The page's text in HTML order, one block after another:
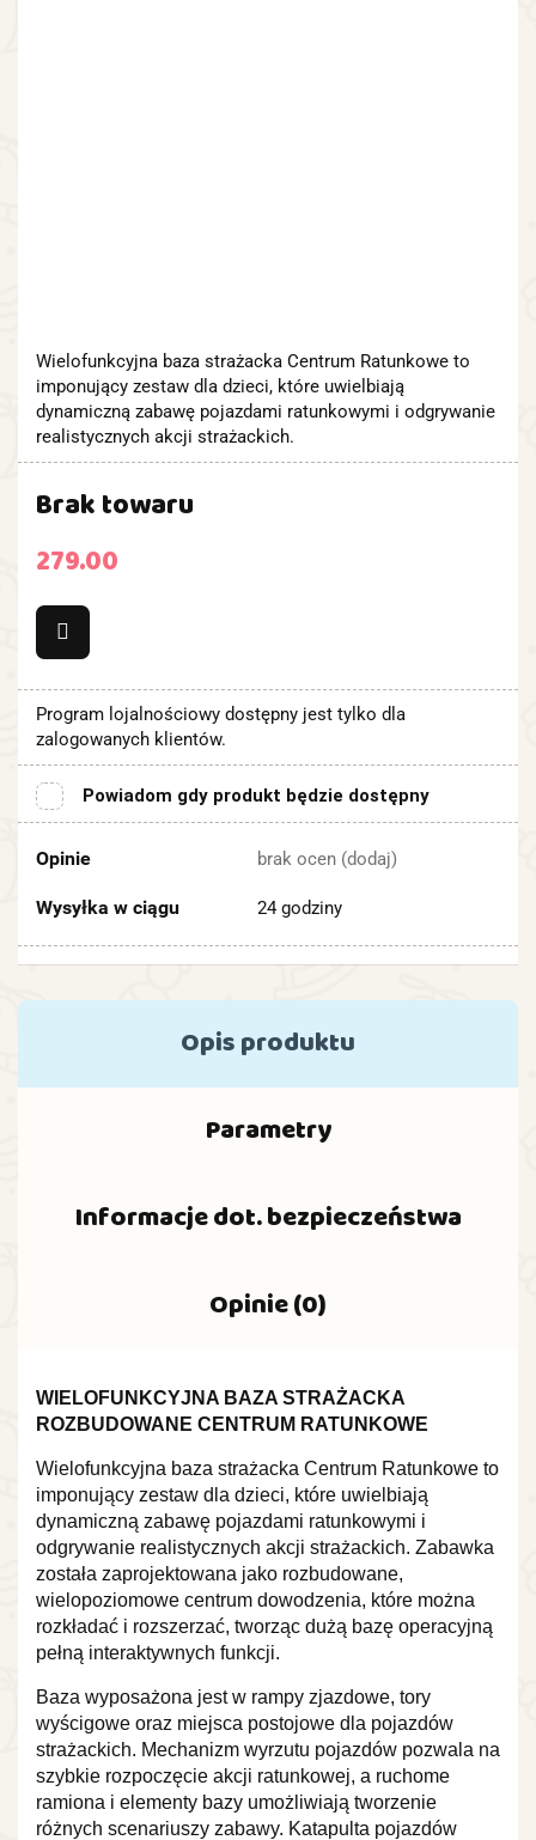
Wielofunkcyjna baza strażacka Centrum Ratunkowe to
imponujący zestaw dla dzieci, które uwielbiają
dynamiczną zabawę pojazdami ratunkowymi i odgrywanie
realistycznych akcji strażackich.
Brak towaru
279.00
Program lojalnościowy dostępny jest tylko dla
zalogowanych klientów.
Powiadom gdy produkt będzie dostępny
Opinie brak ocen (dodaj)
Wysyłka w ciągu 24 godziny
Opis produktu
Parametry
Informacje dot. bezpieczeństwa
Opinie (0)
WIELOFUNKCYJNA BAZA STRAŻACKA
ROZBUDOWANE CENTRUM RATUNKOWE
Wielofunkcyjna baza strażacka Centrum Ratunkowe to
imponujący zestaw dla dzieci, które uwielbiają
dynamiczną zabawę pojazdami ratunkowymi i
odgrywanie realistycznych akcji strażackich. Zabawka
została zaprojektowana jako rozbudowane,
wielopoziomowe centrum dowodzenia, które można
rozkładać i rozszerzać, tworząc dużą bazę operacyjną
pełną interaktywnych funkcji.
Baza wyposażona jest w rampy zjazdowe, tory
wyścigowe oraz miejsca postojowe dla pojazdów
strażackich. Mechanizm wyrzutu pojazdów pozwala na
szybkie rozpoczęcie akcji ratunkowej, a ruchome
ramiona i elementy bazy umożliwiają tworzenie
różnych scenariuszy zabawy. Katapulta pojazdów